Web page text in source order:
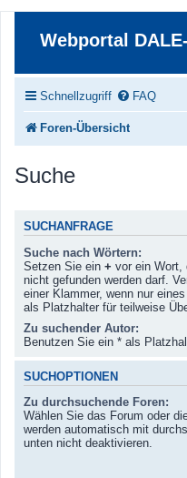
Webportal
Schnellzugriff FAQ
Foren-Übersicht
Suche
SUCHANFRAGE
Suche nach Wörtern:
Setzen Sie ein + vor ein Wort,
nicht gefunden werden darf.
einer Klammer, wenn nur
als Platzhalter für teilweise
Zu suchender Autor:
Benutzen Sie ein * als
SUCHOPTIONEN
Zu durchsuchende Foren:
Wählen Sie das Forum oder
werden automatisch mit
unten nicht deaktivieren.